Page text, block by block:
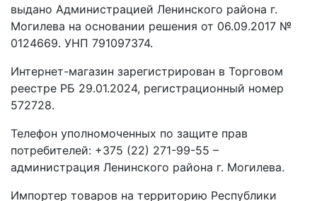
выдано Администрацией Ленинского района г.
Могилева на основании решения от 06.09.2017 №
0124669. УНП 791097374.
Интернет-магазин зарегистрирован в Торговом
реестре РБ 29.01.2024, регистрационный номер
572728.
Телефон уполномоченных по защите прав
потребителей: +375 (22) 271-99-55 –
администрация Ленинского района г. Могилева.
Импортер товаров на территорию Республики